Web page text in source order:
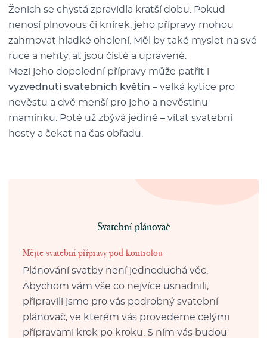
Ženich se chystá zpravidla kratší dobu. Pokud
nenosí plnovous či knírek, jeho přípravy mohou
zahrnovat hladké oholení. Měl by také myslet na své
ruce a nehty, ať jsou čisté a upravené.
Mezi jeho dopolední přípravy může patřit i
vyzvednutí svatebních květin –⁠⁠⁠⁠⁠⁠ velká kytice pro
nevěstu a dvě menší pro jeho a nevěstinu
maminku. Poté už zbývá jediné –⁠⁠⁠⁠⁠⁠ vítat svatební
hosty a čekat na čas obřadu.
Svatební plánovač
Mějte svatební přípravy pod kontrolou
Plánování svatby není jednoduchá věc.
Abychom vám vše co nejvíce usnadnili,
připravili jsme pro vás podrobný svatební
plánovač, ve kterém vás provedeme celými
přípravami krok po kroku. S ním vás budou